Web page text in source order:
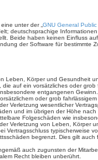
unter der „ GNU General
deutschsprachige
Beide haben keinen Einfluss
der Software für bestimmte
Leben, Körper und Gesundheit
auf ein vorsätzliches oder
entgangenen Gewinn.
oder grob
Verletzung wesentlicher
und im übrigen der Höhe
Folgeschäden wie
Verletzung von Leben, Körper
Vertragsschluss typischerweise
begrenzt. Dies gilt
auch zugunsten der
Recht bleiben unberührt.